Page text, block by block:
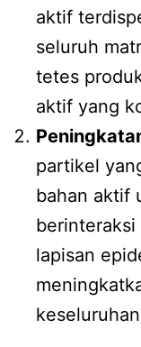
aktif
seluruh
tetes
aktif yang
partikel
bahan aktif
lapisan